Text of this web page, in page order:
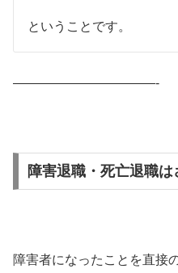
ということです。
———————————-
障害退職・死亡退職
障害者になったことを直接